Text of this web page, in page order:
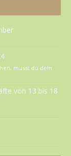
musst du dein
von 13 bis 18